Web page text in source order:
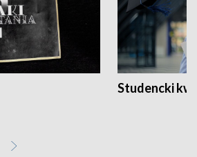
Studencki